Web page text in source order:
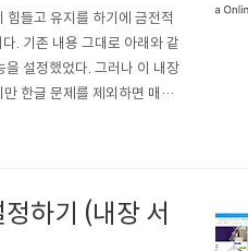
들고 유지를 하기에 금전적
. 기존 내용 그대로 아래와 같
설정했었다. 그러나 이 내장
한글 문제를 제외하면 매우
한다. 별도 서버 구성하는 방
하기 (내장 서